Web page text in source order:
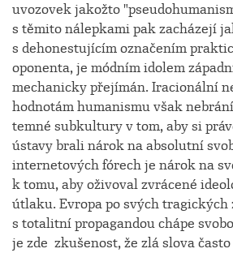
uvozovek jakožto
s těmito nálepkami pak zacházejí
s dehonestujícím označením
oponenta, je módním idolem
mechanicky přejímán. Iracionální
hodnotám humanismu však
temné subkultury v tom, aby si
ústavy brali nárok na absolutní
internetových fórech je nárok na
k tomu, aby oživoval zvrácené
útlaku. Evropa po svých tragických
s totalitní propagandou chápe
je zde zkušenost, že zlá slova